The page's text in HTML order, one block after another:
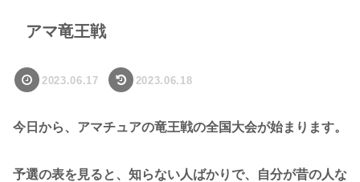
アマ竜王戦
2023.06.17 2023.06.18
今日から、アマチュアの竜王戦の全国大会が始まります。
予選の表を見ると、知らない人ばかりで、自分が昔の人な